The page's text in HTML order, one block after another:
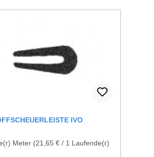
IVO
Meter (21,65 € / 1 Laufende(r)